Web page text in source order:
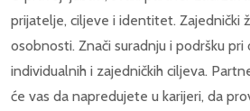
prijatelje, ciljeve i identitet. Zajednički
osobnosti. Znači suradnju i podršku pri
individualnih i zajedničkih ciljeva.
će vas da napredujete u karijeri, da